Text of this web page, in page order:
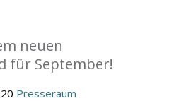
neuen
für September!
Presseraum